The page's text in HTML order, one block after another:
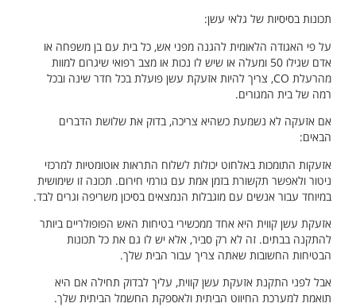
תכונות בסיסיות של גלאי עשן:
על פי האגודה הלאומית להגנה מפני אש, כל בית עם בן משפחה או
אדם שגילו 50 ומעלה או שיש לו נכות או מצב רפואי שיגרום למוות
מהרעלת CO, צריך להיות אזעקת עשן פועלת בכל חדר שינה ובכל
רמה של בית המגורים.
אם אזעקה לא נשמעת כשהיא צריכה, בדוק את שלושת הדברים
הבאים:
אזעקות התומכות באלחוט יכולות לשלוח התראות אוטומטיות למרכזי
ניטור ולאפשר תקשורת בזמן אמת עם גורמי חירום. תכונה זו שימושית
במיוחד עבור אנשים עם מוגבלות הנמצאים בסיכון משריפה וגרים לבד.
אזעקת עשן קווית היא אחד ממכשירי בטיחות האש הפופולריים ביותר
להתקנה בבתים. זה לא רק סביר, אלא יש לו גם את כל תכונות
הבטיחות החשובות שאתה צריך עבור הבית שלך.
אבל לפני התקנת אזעקת עשן קווית, עליך לבדוק תחילה אם היא
תואמת למערכת החיווט הביתית ולאספקת החשמל הביתית שלך.